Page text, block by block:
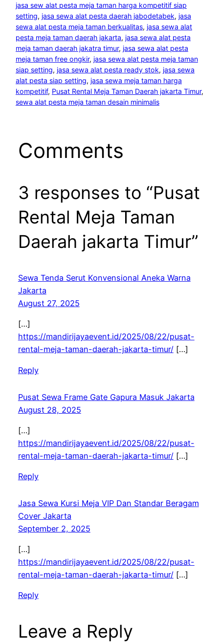
jasa sew alat pesta meja taman harga kompetitif siap
setting, jasa sewa alat pesta daerah jabodetabek, jasa
sewa alat pesta meja taman berkualitas, jasa sewa alat
pesta meja taman daerah jakarta, jasa sewa alat pesta
meja taman daerah jakatra timur, jasa sewa alat pesta
meja taman free ongkir, jasa sewa alat pesta meja taman
siap setting, jasa sewa alat pesta ready stok, jasa sewa
alat pesta siap setting, jasa sewa meja taman harga
kompetitif, Pusat Rental Meja Taman Daerah jakarta Timur
sewa alat pesta meja taman desain minimalis
Comments
3 responses to “Pusat
Rental Meja Taman
Daerah jakarta Timur”
Sewa Tenda Serut Konvensional Aneka Warna
Jakarta
August 27, 2025
[…]
https://mandirijayaevent.id/2025/08/22/pusat-
rental-meja-taman-daerah-jakarta-timur/[…]
Reply
Pusat Sewa Frame Gate Gapura Masuk Jakarta
August 28, 2025
[…]
https://mandirijayaevent.id/2025/08/22/pusat-
rental-meja-taman-daerah-jakarta-timur/[…]
Reply
Jasa Sewa Kursi Meja VIP Dan Standar Beragam
Cover Jakarta
September 2, 2025
[…]
https://mandirijayaevent.id/2025/08/22/pusat-
rental-meja-taman-daerah-jakarta-timur/[…]
Reply
Leave a Reply